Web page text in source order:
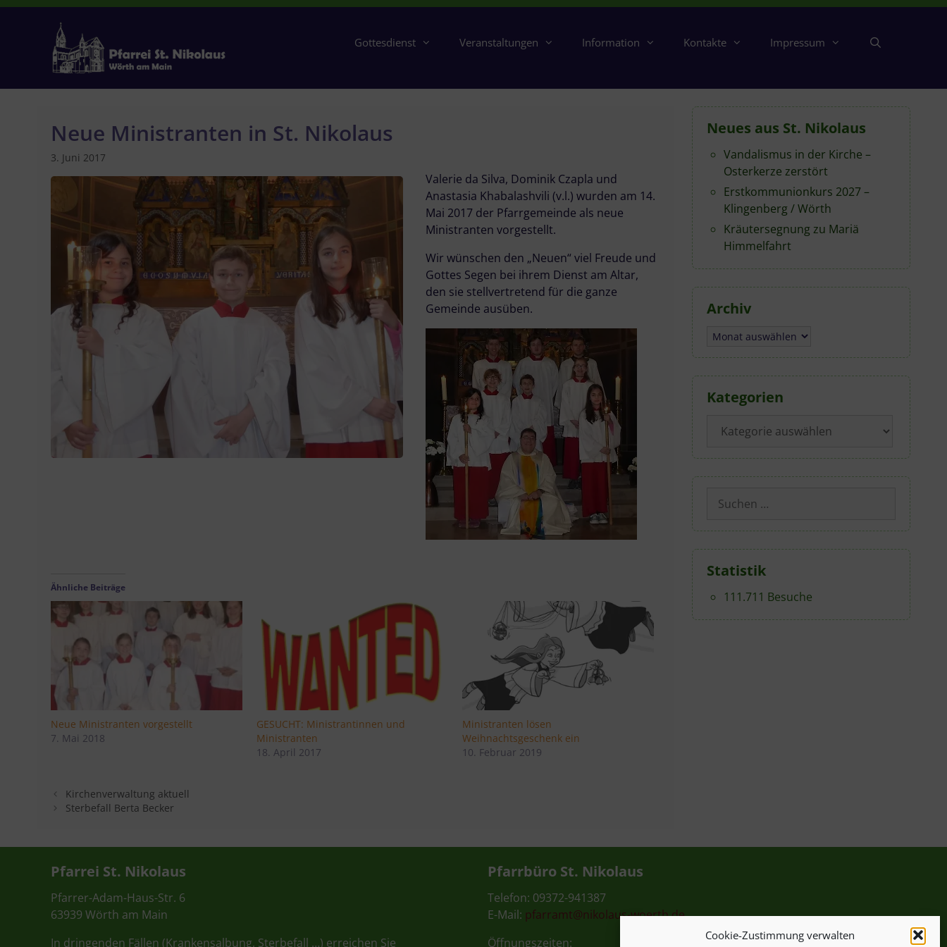
Cookie-Zustimmung verwalten
Zum
Gottesdienst Veranstaltungen Information Kontakte Impressum
Neue Ministranten in St. Nikolaus
3. Juni 2017
Valerie da Silva, Dominik Czapla und
Anastasia Khabalashvili (v.l.) wurden am 14.
Mai 2017 der Pfarrgemeinde als neue
Ministranten vorgestellt.
Wir wünschen den „Neuen“ viel Freude und
Gottes Segen bei ihrem Dienst am Altar,
den sie stellvertretend für die ganze
Gemeinde ausüben.
Ähnliche Beiträge
Neue Ministranten vorgestellt
7. Mai 2018
GESUCHT: Ministrantinnen und
Ministranten
18. April 2017
Ministranten lösen
Weihnachtsgeschenk ein
10. Februar 2019
Kirchenverwaltung aktuell
Sterbefall Berta Becker
Neues aus St. Nikolaus
Vandalismus in der Kirche –
Osterkerze zerstört
Erstkommunionkurs 2027 –
Klingenberg / Wörth
Kräutersegnung zu Mariä
Himmelfahrt
Archiv
Archiv
Kategorien
Suchen
nach:
Statistik
111.711 Besuche
Pfarrei St. Nikolaus
Pfarrer-Adam-Haus-Str. 6
63939 Wörth am Main
In dringenden Fällen (Krankensalbung, Sterbefall …) erreichen Sie
Pfarrbüro St. Nikolaus
Telefon: 09372-941387
E-Mail: pfarramt@nikolaus-woerth.de
Öffnungszeiten: